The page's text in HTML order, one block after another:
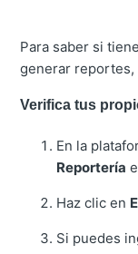
Para saber si
generar reportes,
Verifica tus
En la
Reportería
Haz clic en
Si puedes